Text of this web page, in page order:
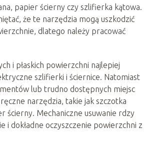
papier ścierny czy szlifierka kątowa.
że te narzędzia mogą uszkodzić
dlatego należy pracować
i płaskich powierzchni najlepiej
szlifierki i ściernice. Natomiast
lub trudno dostępnych miejsc
narzędzia, takie jak szczotka
ścierny. Mechaniczne usuwanie rdzy
i dokładne oczyszczenie powierzchni z